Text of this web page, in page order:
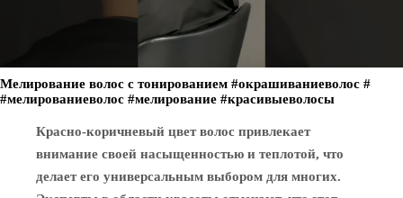
Мелирование волос с тонированием #окрашиваниеволос #
#мелированиеволос #мелирование #красивыеволосы
Красно-коричневый цвет волос привлекает
внимание своей насыщенностью и теплотой, что
делает его универсальным выбором для многих.